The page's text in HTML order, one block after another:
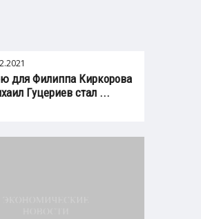
для Филиппа Киркорова
Гуцериев стал ...